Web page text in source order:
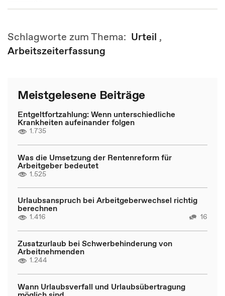
Schlagworte zum Thema: Urteil ,
Arbeitszeiterfassung
Meistgelesene Beiträge
Entgeltfortzahlung: Wenn unterschiedliche
Krankheiten aufeinander folgen
1.735
Was die Umsetzung der Rentenreform für
Arbeitgeber bedeutet
1.525
Urlaubsanspruch bei Arbeitgeberwechsel richtig
berechnen
1.416 16
Zusatzurlaub bei Schwerbehinderung von
Arbeitnehmenden
1.244
Wann Urlaubsverfall und Urlaubsübertragung